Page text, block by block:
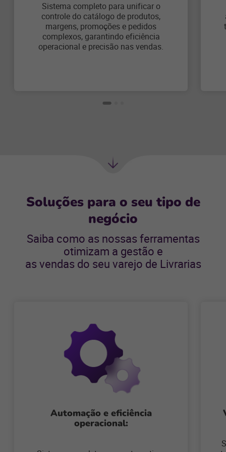
Sistema completo para unificar o
controle do catálogo de produtos,
margens, promoções e pedidos
complexos, garantindo eficiência
operacional e precisão nas vendas.
Soluções para o seu tipo de
negócio
Saiba como as nossas ferramentas
otimizam a gestão e
as vendas do seu varejo de Livrarias
Automação e eficiência
operacional: